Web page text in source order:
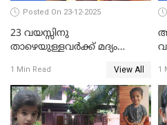
Posted On 23-12-2025
23 വയസ്സിനു
താഴെയുള്ളവർക്ക് മദ്യം
നടപടി;സ്ഥാപനങ്ങൾക്കെതിരെ
രണ്ട് കേസുകൾ
1 Min Read View All
ആ
1